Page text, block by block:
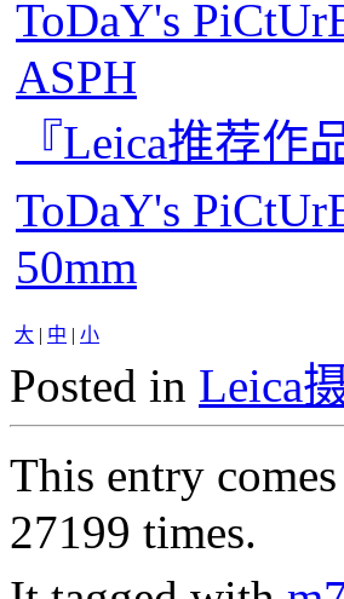
ToDaY's
ASPH
『Leica推荐
ToDaY's
50mm
大 | 中 | 小
Posted in Leica
This entry
27199 times.